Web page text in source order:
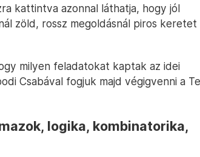
kattintva azonnal láthatja, hogy jól
zöld, rossz megoldásnál piros
milyen feladatokat kaptak az idei
Csabával fogjuk majd végigvenni a
logika, kombinatorika,